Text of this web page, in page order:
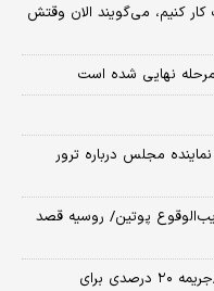
کار کنیم، می‌گویند الان وقتش
مرحله نهایی شده است
مجلس درباره ترور
پوتین/ روسیه قصد
جزئیاتی از طرح راهبردی امنیت تنگه هرمز/جریمه ۲۰ درصدی برای